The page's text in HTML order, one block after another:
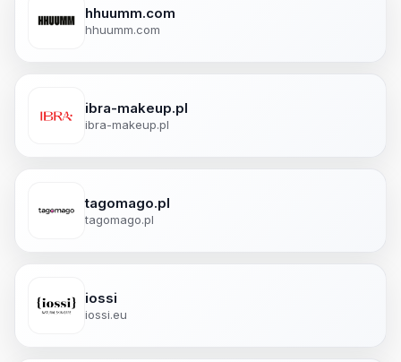
hhuumm.com
hhuumm.com
ibra-makeup.pl
ibra-makeup.pl
tagomago.pl
tagomago.pl
iossi
iossi.eu